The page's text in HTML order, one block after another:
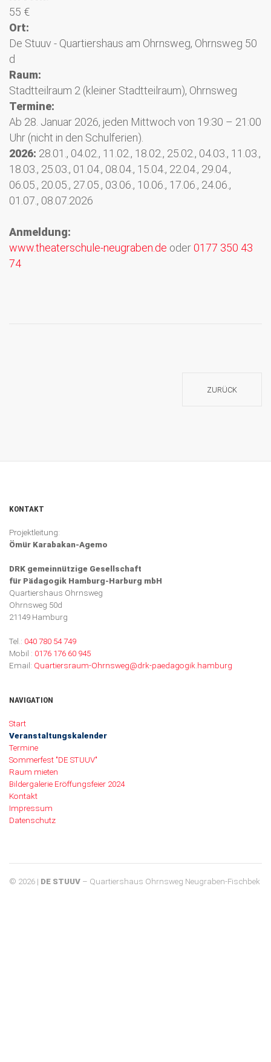
55 €
Ort:
De Stuuv - Quartiershaus am Ohrnsweg, Ohrnsweg 50
d
Raum:
Stadtteilraum 2 (kleiner Stadtteilraum), Ohrnsweg
Termine:
Ab 28. Januar 2026, jeden Mittwoch von 19:30 – 21:00
Uhr (nicht in den Schulferien).
2026: 28.01., 04.02., 11.02., 18.02., 25.02., 04.03., 11.03.,
18.03., 25.03., 01.04., 08.04., 15.04., 22.04., 29.04.,
06.05., 20.05., 27.05., 03.06., 10.06., 17.06., 24.06.,
01.07., 08.07.2026
Anmeldung:
www.theaterschule-neugraben.de oder0177 350 43
74
ZURÜCK
KONTAKT
Projektleitung:
Ömür Karabakan-Agemo
DRK gemeinnützige Gesellschaft
für Pädagogik Hamburg-Harburg mbH
Quartiershaus Ohrnsweg
Ohrnsweg 50d
21149 Hamburg
Tel.: 040 780 54 749
Mobil : 0176 176 60 945
Email: Quartiersraum-Ohrnsweg@drk-paedagogik.hamburg
NAVIGATION
Navigation überspringen
Start
Veranstaltungskalender
Termine
Sommerfest "DE STUUV"
Raum mieten
Bildergalerie Eröffungsfeier 2024
Kontakt
Impressum
Datenschutz
© 2026 | DE STUUV – Quartiershaus Ohrnsweg Neugraben-Fischbek